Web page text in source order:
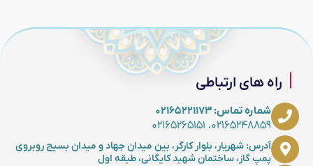
راه های ارتباطی
شماره تماس: ۰۲۱۶۵۲۲۱۱۷۳
۰۲۱۶۵۲۴۸۸۵۹، ۰۲۱۶۵۲۶۵۱۵۱
آدرس: شهریار، بلوار کارگر، بین میدان جهاد و میدان بسیج روبروی
پمپ گاز، ساختمان شهید کایگانی، طبقه اول